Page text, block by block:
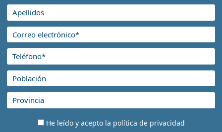
He leído y acepto la política de privacidad